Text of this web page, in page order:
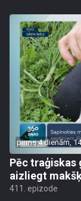
pirms 4 dienām,
Pēc traģiskas
aizliegt
411. epizode